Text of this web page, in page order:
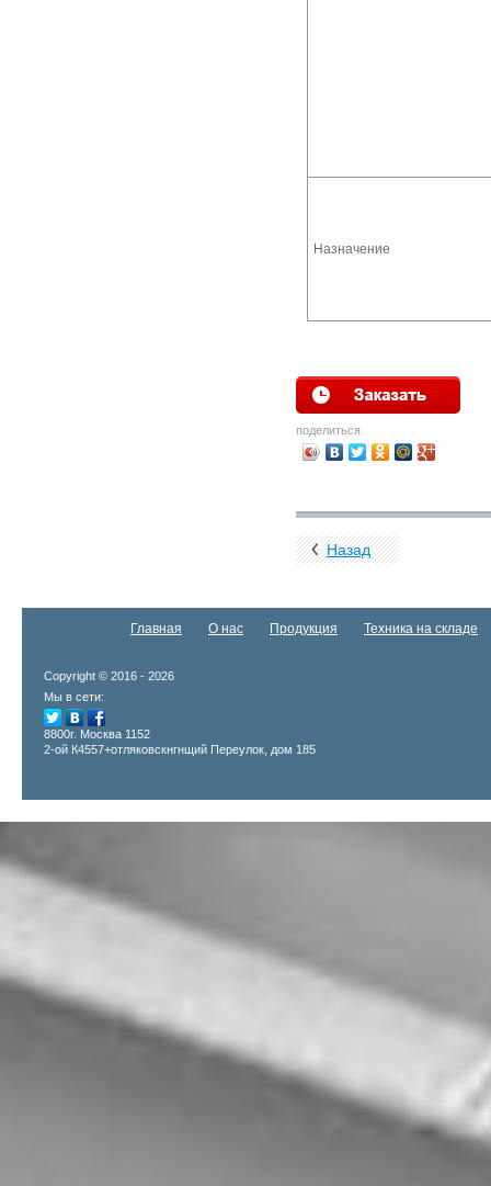
Назначение
поделиться
Назад
Главная О нас Продукция Техника на складе
Copyright © 2016 - 2026
Мы в сети:
8800г. Москва 1152
2-ой К4557+отляковскнгнщий Переулок, дом 185